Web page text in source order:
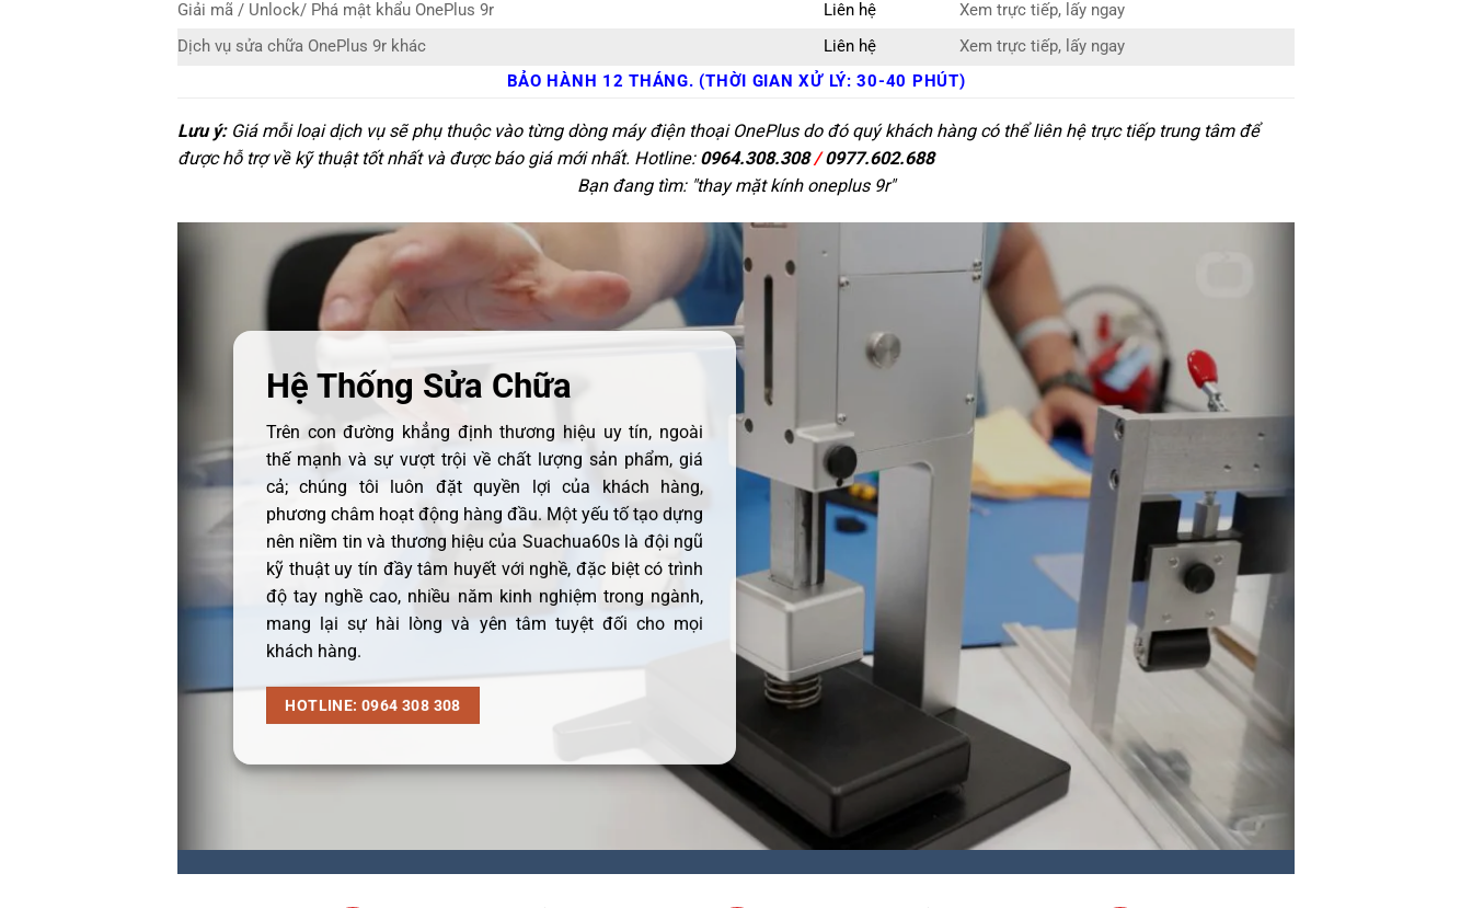
Giải mã / Unlock/ Phá mật khẩu OnePlus 9r
Liên hệ
Xem trực tiếp, lấy ngay
Dịch vụ sửa chữa OnePlus 9r khác
Liên hệ
Xem trực tiếp, lấy ngay
BẢO HÀNH 12 THÁNG. (THỜI GIAN XỬ LÝ: 30-40 PHÚT)
Lưu ý:Giá mỗi loại dịch vụ sẽ phụ thuộc vào từng dòng máy điện thoại OnePlus do đó quý khách hàng có thể liên hệ trực tiếp trung tâm để
được hỗ trợ về kỹ thuật tốt nhất và được báo giá mới nhất. Hotline: 0964.308.308/0977.602.688
Bạn đang tìm: "thay mặt kính oneplus 9r"
Hệ Thống Sửa Chữa
Trên con đường khẳng định thương hiệu uy tín, ngoài
thế mạnh và sự vượt trội về chất lượng sản phẩm, giá
cả; chúng tôi luôn đặt quyền lợi của khách hàng,
phương châm hoạt động hàng đầu. Một yếu tố tạo dựng
nên niềm tin và thương hiệu của Suachua60s là đội ngũ
kỹ thuật uy tín đầy tâm huyết với nghề, đặc biệt có trình
độ tay nghề cao, nhiều năm kinh nghiệm trong ngành,
mang lại sự hài lòng và yên tâm tuyệt đối cho mọi
khách hàng.
HOTLINE: 0964 308 308